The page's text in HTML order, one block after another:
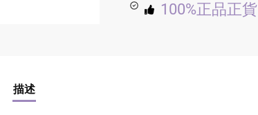
100%正品正貨
描述